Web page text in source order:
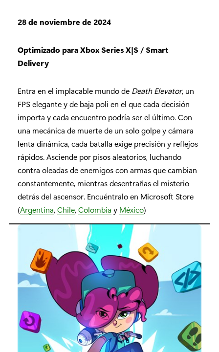
28 de noviembre de 2024
Optimizado para Xbox Series X|S / Smart
Delivery
Entra en el implacable mundo de Death Elevator, un
FPS elegante y de baja poli en el que cada decisión
importa y cada encuentro podría ser el último. Con
una mecánica de muerte de un solo golpe y cámara
lenta dinámica, cada batalla exige precisión y reflejos
rápidos. Asciende por pisos aleatorios, luchando
contra oleadas de enemigos con armas que cambian
constantemente, mientras desentrañas el misterio
detrás del ascensor. Encuéntralo en Microsoft Store
(Argentina,Chile,Colombia y México)